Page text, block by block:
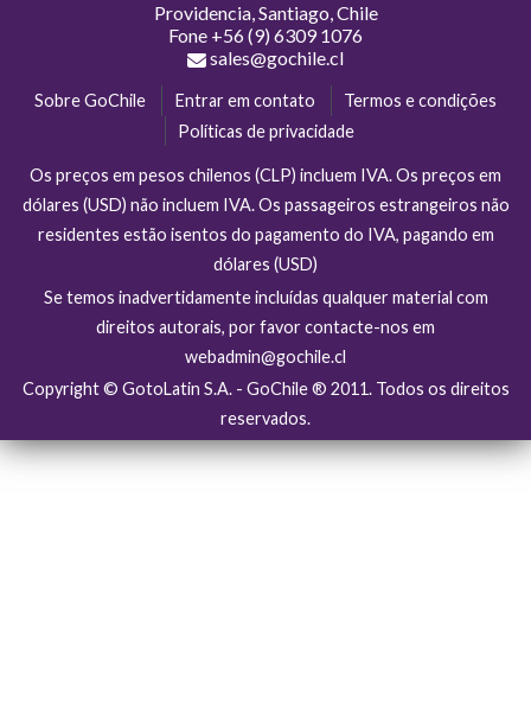
Providencia, Santiago, Chile
Fone +56 (9) 6309 1076
sales@gochile.cl
Sobre GoChile Entrar em contato
Termos e condições
Políticas de privacidade
Os preços em pesos chilenos (CLP) incluem IVA. Os preços em
dólares (USD) não incluem IVA. Os passageiros estrangeiros não
residentes estão isentos do pagamento do IVA, pagando em
dólares (USD)
Se temos inadvertidamente incluídas qualquer material com
direitos autorais, por favor contacte-nos em
webadmin@gochile.cl
Copyright © GotoLatin S.A. - GoChile ® 2011. Todos os direitos
reservados.